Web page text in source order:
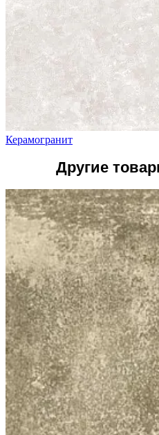
Керамогранит
Другие